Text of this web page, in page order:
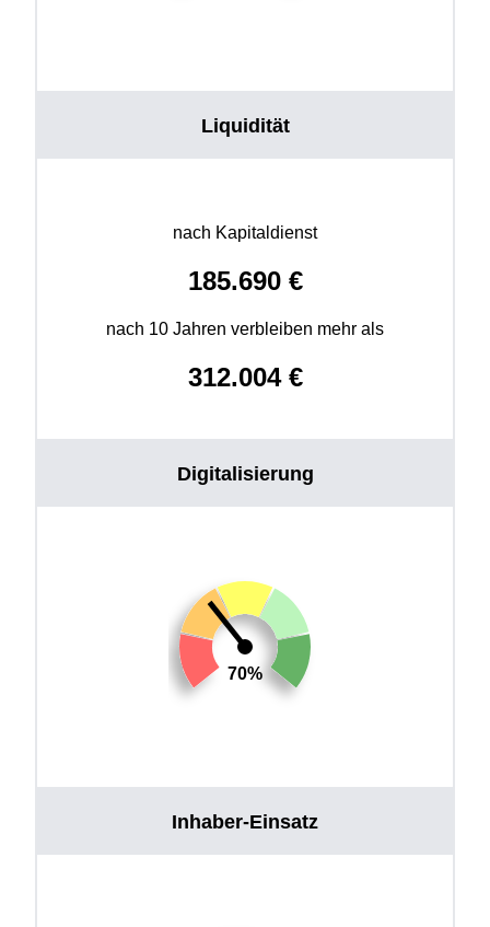
Liquidität
nach Kapitaldienst
185.690€
nach 10 Jahren verbleiben mehr als
312.004€
Digitalisierung
70%
Inhaber-Einsatz